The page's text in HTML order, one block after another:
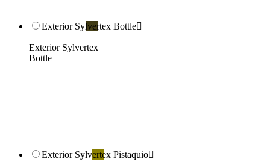
Exterior Sylvertex Bottle
Exterior Sylvertex
Bottle
Exterior Sylvertex Pistaquio